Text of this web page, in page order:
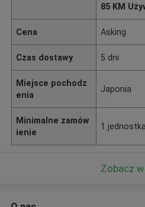
85 KM
Cena Asking
Czas dostawy 5 dni
Miejsce pochodz
enia
Japonia
Minimalne zamów
ienie
1 jednostka
Zobacz